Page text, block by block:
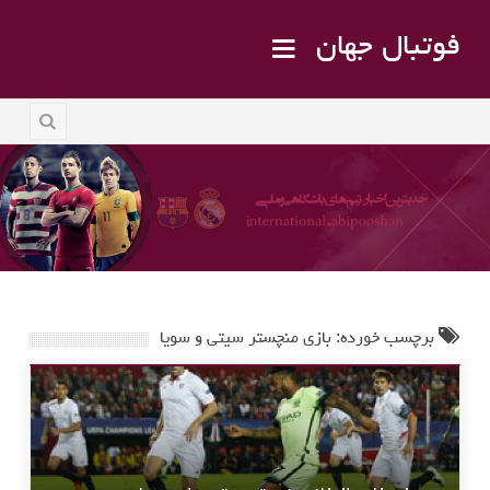
فوتبال جهان
برچسب خورده: بازی منچستر سیتی و سویا